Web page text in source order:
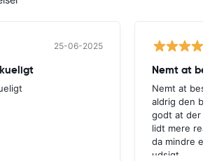
25-06-2025
Nemt at
Nemt at
aldrig den
godt at der
lidt mere
da mindre
udsigt.